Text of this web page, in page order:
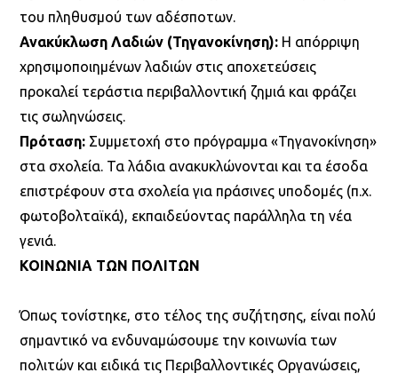
του πληθυσμού των αδέσποτων.
Ανακύκλωση Λαδιών (Τηγανοκίνηση): Η απόρριψη
χρησιμοποιημένων λαδιών στις αποχετεύσεις
προκαλεί τεράστια περιβαλλοντική ζημιά και φράζει
τις σωληνώσεις.
Πρόταση: Συμμετοχή στο πρόγραμμα «Τηγανοκίνηση»
στα σχολεία. Τα λάδια ανακυκλώνονται και τα έσοδα
επιστρέφουν στα σχολεία για πράσινες υποδομές (π.χ.
φωτοβολταϊκά), εκπαιδεύοντας παράλληλα τη νέα
γενιά.
ΚΟΙΝΩΝΙΑ ΤΩΝ ΠΟΛΙΤΩΝ
Όπως τονίστηκε, στο τέλος της συζήτησης, είναι πολύ
σημαντικό να ενδυναμώσουμε την κοινωνία των
πολιτών και ειδικά τις Περιβαλλοντικές Οργανώσεις,